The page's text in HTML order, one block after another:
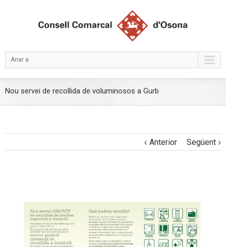
Anar a
Nou servei de recollida de voluminosos a Gurb
Anterior Següent